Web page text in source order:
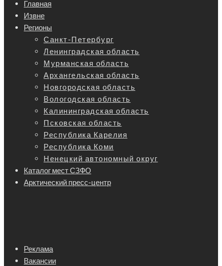
Главная
Извне
Регионы
Санкт-Петербург
Ленинградская область
Мурманская область
Архангельская область
Новгородская область
Вологодская область
Калининградская область
Псковская область
Республика Карелия
Республика Коми
Ненецкий автономный округ
Каталог мест СЗФО
Арктический пресс-центр
Реклама
Вакансии